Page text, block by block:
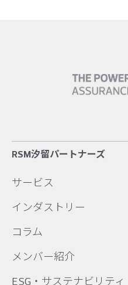
RSM汐留パートナーズ
サービス
インダストリー
コラム
メンバー紹介
ESG・サステナビリティ